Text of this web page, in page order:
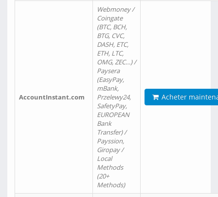
AccountInstant.com
Webmoney /
Coingate
(BTC, BCH,
BTG, CVC,
DASH, ETC,
ETH, LTC,
OMG, ZEC…) /
Paysera
(EasyPay,
mBank,
Przelewy24,
SafetyPay,
EUROPEAN
Bank
Transfer) /
Payssion,
Giropay /
Local
Methods
(20+
Methods)
Acheter